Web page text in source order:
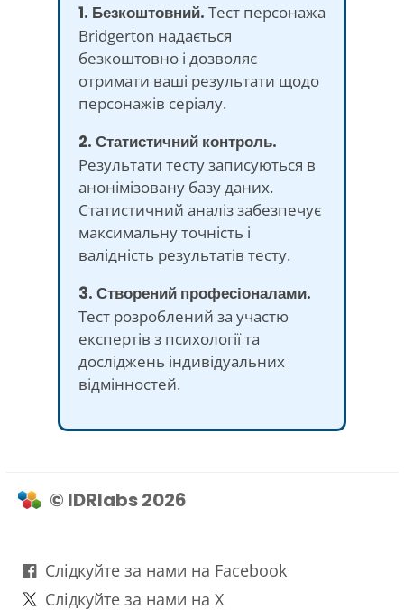
1. Безкоштовний. Тест персонажа
Bridgerton надається
безкоштовно і дозволяє
отримати ваші результати щодо
персонажів серіалу.
2. Статистичний контроль.
Результати тесту записуються в
анонімізовану базу даних.
Статистичний аналіз забезпечує
максимальну точність і
валідність результатів тесту.
3. Створений професіоналами.
Тест розроблений за участю
експертів з психології та
досліджень індивідуальних
відмінностей.
© IDRlabs 2026
Слідкуйте за нами на Facebook
Слідкуйте за нами на X